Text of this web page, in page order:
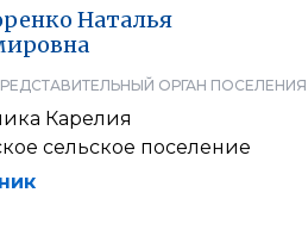
Наталья
ОРГАН ПОСЕЛЕНИЯ
Карелия
сельское поселение